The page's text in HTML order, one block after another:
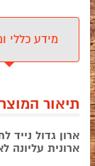
מידע כללי
תיאור המוצר
ארון גדול נייד
ארונית עליונה